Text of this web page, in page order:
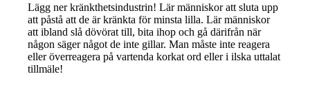
Lägg ner kränkthetsindustrin! Lär människor att sluta upp
att påstå att de är kränkta för minsta lilla. Lär människor
att ibland slå dövörat till, bita ihop och gå därifrån när
någon säger något de inte gillar. Man måste inte reagera
eller överreagera på vartenda korkat ord eller i ilska uttalat
tillmäle!